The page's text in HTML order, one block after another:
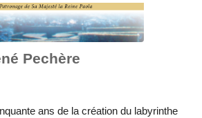
Pechère
ans de la création du labyrinthe